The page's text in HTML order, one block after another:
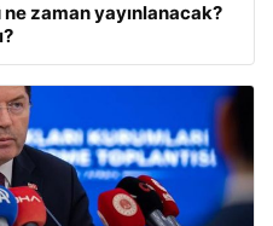
zaman yayınlanacak?